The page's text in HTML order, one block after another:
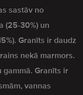
sastāv no
(25-30%) un
Granīts ir daudz
nekā marmors.
gammā. Granīts ir
vannas